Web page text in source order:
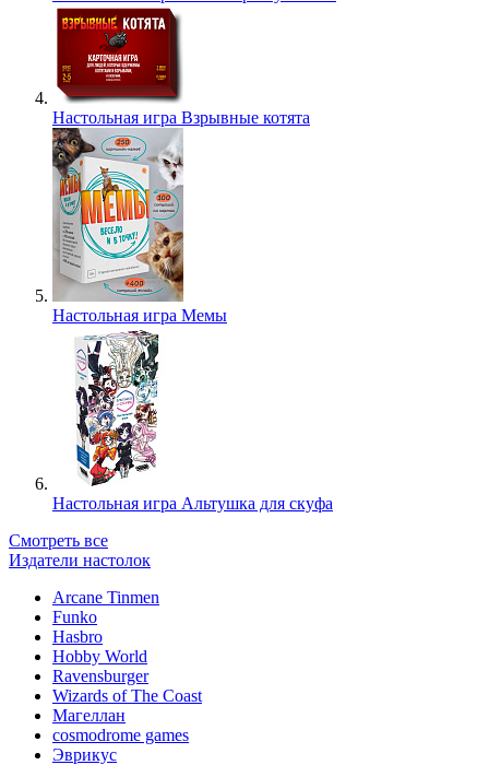
Настольная игра Взрывные котята
Настольная игра Мемы
Настольная игра Альтушка для скуфа
Смотреть все
Издатели настолок
Arcane Tinmen
Funko
Hasbro
Hobby World
Ravensburger
Wizards of The Coast
Магеллан
сosmodrome games
Эврикус